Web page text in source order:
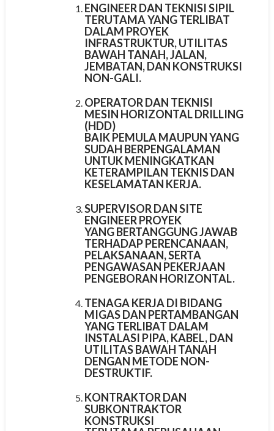
ENGINEER DAN TEKNISI SIPIL
TERUTAMA YANG TERLIBAT
DALAM PROYEK
INFRASTRUKTUR, UTILITAS
BAWAH TANAH, JALAN,
JEMBATAN, DAN KONSTRUKSI
NON-GALI.
OPERATOR DAN TEKNISI
MESIN HORIZONTAL DRILLING
(HDD)
BAIK PEMULA MAUPUN YANG
SUDAH BERPENGALAMAN
UNTUK MENINGKATKAN
KETERAMPILAN TEKNIS DAN
KESELAMATAN KERJA.
SUPERVISOR DAN SITE
ENGINEER PROYEK
YANG BERTANGGUNG JAWAB
TERHADAP PERENCANAAN,
PELAKSANAAN, SERTA
PENGAWASAN PEKERJAAN
PENGEBORAN HORIZONTAL.
TENAGA KERJA DI BIDANG
MIGAS DAN PERTAMBANGAN
YANG TERLIBAT DALAM
INSTALASI PIPA, KABEL, DAN
UTILITAS BAWAH TANAH
DENGAN METODE NON-
DESTRUKTIF.
KONTRAKTOR DAN
SUBKONTRAKTOR
KONSTRUKSI